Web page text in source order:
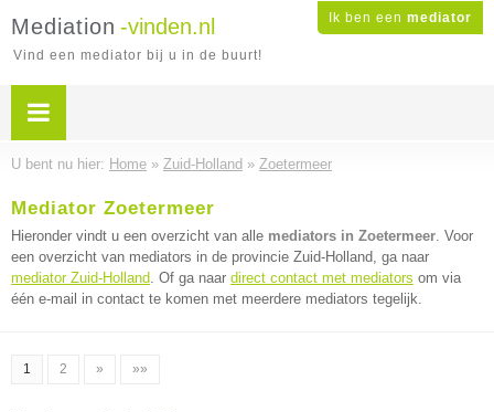
Ik ben een mediator
Mediation -vinden.nl
Vind een mediator bij u in de buurt!
U bent nu hier: Home » Zuid-Holland » Zoetermeer
Mediator Zoetermeer
Hieronder vindt u een overzicht van alle mediators in Zoetermeer. Voor
een overzicht van mediators in de provincie Zuid-Holland, ga naar
mediator Zuid-Holland. Of ga naar direct contact met mediators om via
één e-mail in contact te komen met meerdere mediators tegelijk.
1 2 » »»